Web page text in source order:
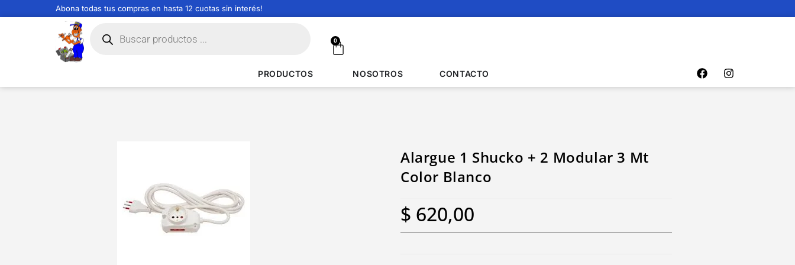
Abona todas tus compras en hasta 12 cuotas sin interés!
0
PRODUCTOS NOSOTROS CONTACTO
Alargue 1 Shucko + 2 Modular 3 Mt
Color Blanco
$ 620,00